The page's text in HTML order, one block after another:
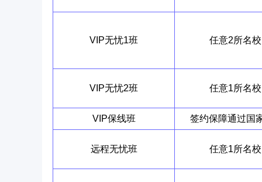
VIP无忧1班 任意2所名校
VIP无忧2班 任意1所名校
VIP保线班 签约保障通过国
远程无忧班 任意1所名校